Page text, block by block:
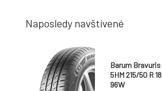
Naposledy navštívené
Barum Bravuris
5HM 215/50 R 18
96W